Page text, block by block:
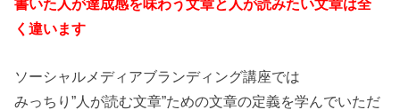
く違います
ソーシャルメディアブランディング講座では
みっちり”人が読む文章”ための文章の定義を学んでいただ